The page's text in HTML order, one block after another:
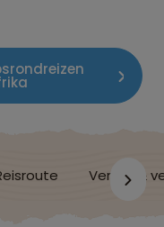
Verblijf &